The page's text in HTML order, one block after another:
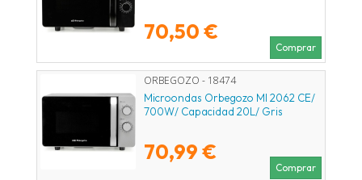
70,50 €
Comprar
ORBEGOZO - 18474
Microondas Orbegozo MI 2062 CE/
700W/ Capacidad 20L/ Gris
70,99 €
Comprar